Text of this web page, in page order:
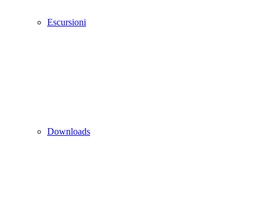
Escursioni
Downloads